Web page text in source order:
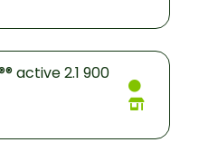
active 2.1 900